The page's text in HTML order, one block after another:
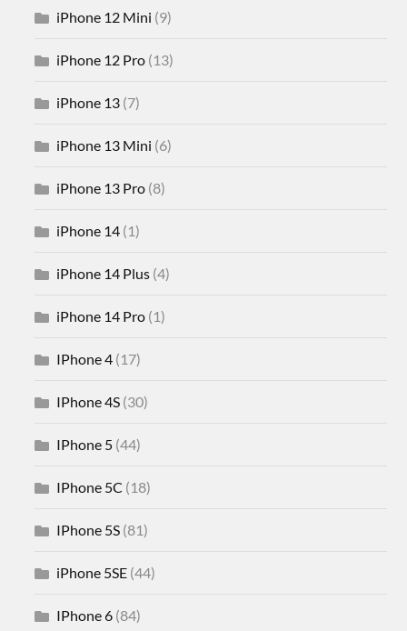
iPhone 12 Mini (9)
iPhone 12 Pro (13)
iPhone 13 (7)
iPhone 13 Mini (6)
iPhone 13 Pro (8)
iPhone 14 (1)
iPhone 14 Plus (4)
iPhone 14 Pro (1)
IPhone 4 (17)
IPhone 4S (30)
IPhone 5 (44)
IPhone 5C (18)
IPhone 5S (81)
iPhone 5SE (44)
IPhone 6 (84)